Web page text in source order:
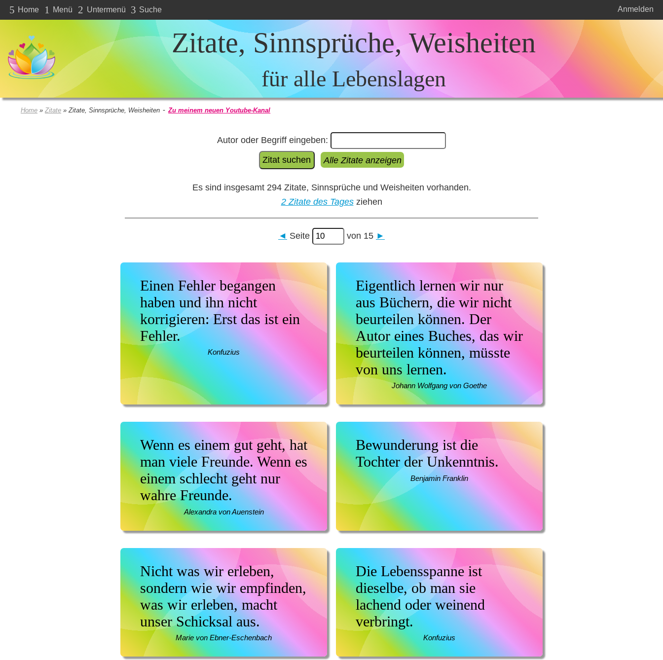
5 Home 1 Menü 2 Untermenü 3 Suche Anmelden
Zitate, Sinnsprüche, Weisheiten
für alle Lebenslagen
Home » Zitate » Zitate, Sinnsprüche, Weisheiten - Zu meinem neuen Youtube-Kanal
Autor oder Begriff eingeben:
Alle Zitate anzeigen
Es sind insgesamt 294 Zitate, Sinnsprüche und Weisheiten vorhanden.
2 Zitate des Tagesziehen
◄ Seite von 15 ►
Einen Fehler begangen
haben und ihn nicht
korrigieren: Erst das ist ein
Fehler.
Konfuzius
Eigentlich lernen wir nur
aus Büchern, die wir nicht
beurteilen können. Der
Autor eines Buches, das wir
beurteilen können, müsste
von uns lernen.
Johann Wolfgang von Goethe
Wenn es einem gut geht, hat
man viele Freunde. Wenn es
einem schlecht geht nur
wahre Freunde.
Alexandra von Auenstein
Bewunderung ist die
Tochter der Unkenntnis.
Benjamin Franklin
Nicht was wir erleben,
sondern wie wir empfinden,
was wir erleben, macht
unser Schicksal aus.
Marie von Ebner-Eschenbach
Die Lebensspanne ist
dieselbe, ob man sie
lachend oder weinend
verbringt.
Konfuzius